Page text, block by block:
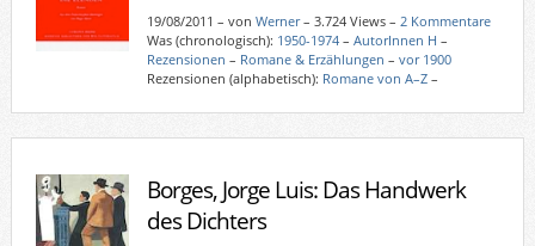
19/08/2011 – von Werner– 3.724 Views – 2 Kommentare
Was (chronologisch): 1950-1974– AutorInnen H –
Rezensionen – Romane & Erzählungen – vor 1900
Rezensionen (alphabetisch): Romane von A–Z–
Borges, Jorge Luis: Das Handwerk
des Dichters